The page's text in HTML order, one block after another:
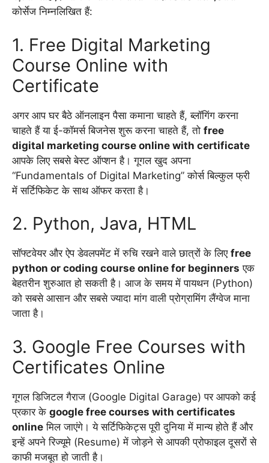
कोर्सेज निम्नलिखित हैं:
1. Free Digital Marketing
Course Online with
Certificate
अगर आप घर बैठे ऑनलाइन पैसा कमाना चाहते हैं, ब्लॉगिंग करना
चाहते हैं या ई-कॉमर्स बिजनेस शुरू करना चाहते हैं, तो free
digital marketing course online with certificate
आपके लिए सबसे बेस्ट ऑप्शन है। गूगल खुद अपना
“Fundamentals of Digital Marketing” कोर्स बिल्कुल फ्री
में सर्टिफिकेट के साथ ऑफर करता है।
2. Python, Java, HTML
सॉफ्टवेयर और ऐप डेवलपमेंट में रुचि रखने वाले छात्रों के लिए free
python or coding course online for beginners एक
बेहतरीन शुरुआत हो सकती है। आज के समय में पायथन (Python)
को सबसे आसान और सबसे ज्यादा मांग वाली प्रोग्रामिंग लैंग्वेज माना
जाता है।
3. Google Free Courses with
Certificates Online
गूगल डिजिटल गैराज (Google Digital Garage) पर आपको कई
प्रकार के google free courses with certificates
online मिल जाएंगे। ये सर्टिफिकेट्स पूरी दुनिया में मान्य होते हैं और
इन्हें अपने रिज्यूमे (Resume) में जोड़ने से आपकी प्रोफाइल दूसरों से
काफी मजबूत हो जाती है।